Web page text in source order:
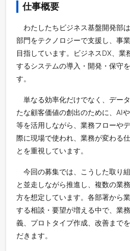
仕事概要
わたしたちビジネス基盤開発部
部門をテクノロジーで支援し、事
目指しています。ビジネスDX、業
するシステムの導入・開発・保守
す。
単なる効率化だけでなく、デー
たな顧客価値の創出のために、AI
等を活用しながら、業務フローや
際に現場で使われ、業務が変わる
とを重視しています。
今回の募集では、こうした取り
と並走しながら推進し、複数の業
方を想定しています。各部署から
する相談・要望が増える中で、業
義、プロトタイプ作成、改善まで
だきます。